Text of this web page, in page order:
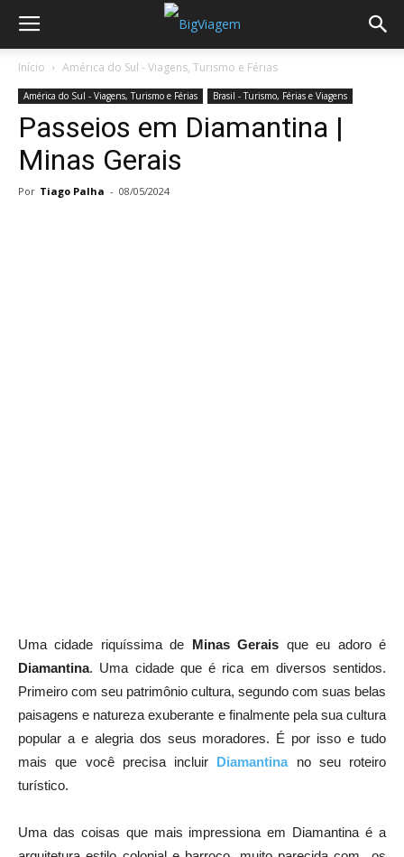
Início América do Sul - Viagens, Turismo e Férias
América do Sul - Viagens, Turismo e Férias Brasil - Turismo, Férias e Viagens
Passeios em Diamantina |
Minas Gerais
Por Tiago Palha - 08/05/2024
Uma cidade riquíssima de Minas Gerais que eu adoro é
Diamantina. Uma cidade que é rica em diversos sentidos.
Primeiro com seu patrimônio cultura, segundo com suas belas
paisagens e natureza exuberante e finalmente pela sua cultura
popular a e alegria dos seus moradores. É por isso e tudo
mais que você precisa incluir Diamantinano seu roteiro
turístico.
Uma das coisas que mais impressiona em Diamantina é a